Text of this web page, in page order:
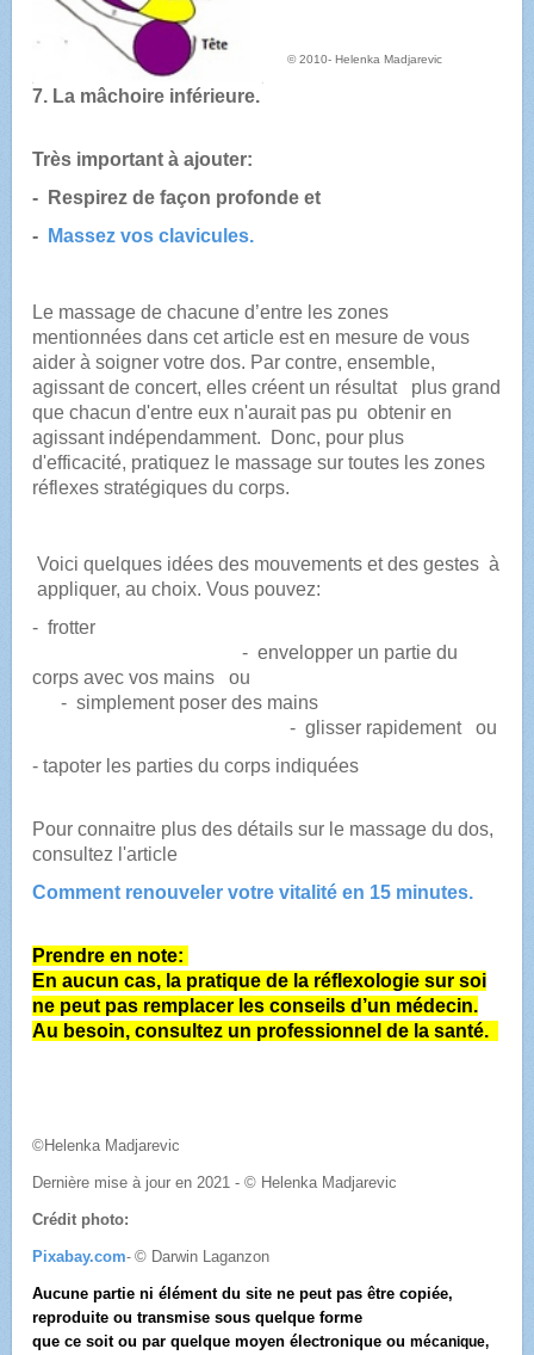
© 2010- Helenka Madjarevic
7. La mâchoire inférieure.
Très important à ajouter:
- Respirez de façon profonde et
-
Massez vos clavicules.
Le massage de chacune d’entre les zones
mentionnées dans cet article est en mesure de vous
aider à soigner votre dos. Par contre, ensemble,
agissant de concert, elles créent un résultat plus grand
que chacun d'entre eux n'aurait pas pu obtenir en
agissant indépendamment. Donc, pour plus
d'efficacité, pratiquez le massage sur toutes les zones
réflexes stratégiques du corps.
Voici quelques idées des mouvements et des gestes à
appliquer, au choix. Vous pouvez:
- frotter
- envelopper un partie du
corps avec vos mains ou
- simplement poser des mains
- glisser rapidement ou
- tapoter les parties du corps indiquées
Pour connaitre plus des détails sur le massage du dos,
consultez l'article
Comment renouveler votre vitalité en 15 minutes.
Prendre en note:
En aucun cas, la pratique de la réflexologie sur soi
ne peut pas remplacer les conseils d’un médecin.
Au besoin, consultez un professionnel de la santé.
©Helenka Madjarevic
Dernière mise à jour en 2021 - © Helenka Madjarevic
Crédit photo:
Pixabay.com-© Darwin Laganzon
Aucune partie ni élément du site ne peut pas être copiée,
reproduite ou transmise sous quelque forme
que ce soit ou par quelque moyen électronique oumécanique,